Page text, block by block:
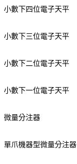
小數下四位電子天平
小數下三位電子天平
小數下二位電子天平
小數下一位電子天平
微量分注器
單爪機器型微量分注器